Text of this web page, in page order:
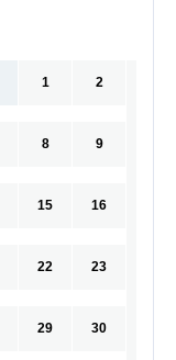
1 2
8 9
15 16
22 23
29 30